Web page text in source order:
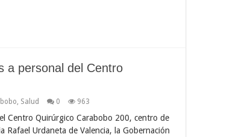
a personal del Centro
Salud 0 963
Centro Quirúrgico Carabobo 200, centro de
Rafael Urdaneta de Valencia, la Gobernación